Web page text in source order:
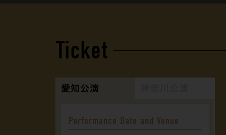
Ticket
愛知公演
Performance Date and Venue